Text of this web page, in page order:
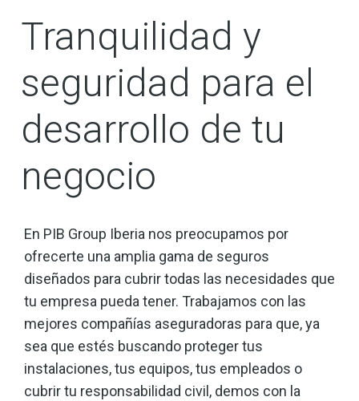
Tranquilidad y
seguridad para el
desarrollo de tu
negocio
En PIB Group Iberia nos preocupamos por
ofrecerte una amplia gama de seguros
diseñados para cubrir todas las necesidades que
tu empresa pueda tener. Trabajamos con las
mejores compañías aseguradoras para que, ya
sea que estés buscando proteger tus
instalaciones, tus equipos, tus empleados o
cubrir tu responsabilidad civil, demos con la